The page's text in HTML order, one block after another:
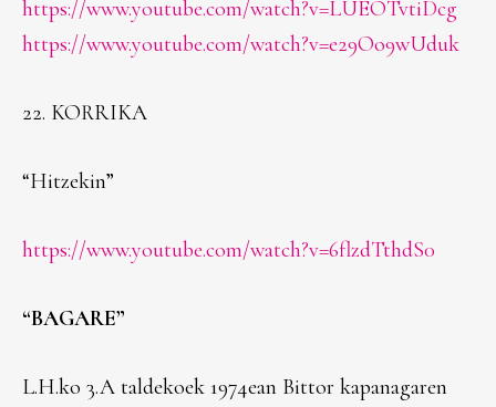
https://www.youtube.com/watch?v=LUEOTvtiDcg
https://www.youtube.com/watch?v=e29Oo9wUduk
22. KORRIKA
“Hitzekin”
https://www.youtube.com/watch?v=6flzdTthdS0
“BAGARE”
L.H.ko 3.A taldekoek 1974ean Bittor kapanagaren